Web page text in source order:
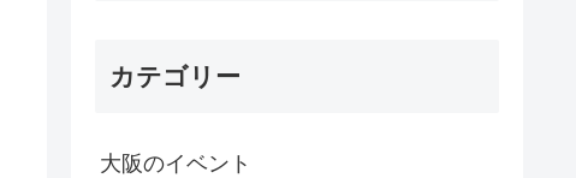
カテゴリー
大阪のイベント